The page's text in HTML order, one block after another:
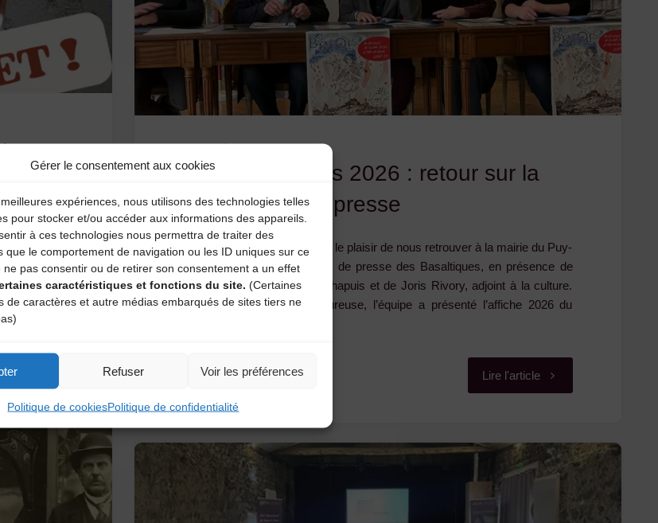
Gérer le consentement aux cookies
expériences, nous utilisons des technologies telles
pour stocker et/ou accéder aux informations des appareils.
à ces technologies nous permettra de traiter des
que le comportement de navigation ou les ID uniques sur ce
ne pas consentir ou de retirer son consentement a un effet
caractéristiques et fonctions du site. (Certaines
de caractères et autre médias embarqués de sites tiers ne
Refuser Voir les préférences
Politique de cookiesPolitique de confidentialité
du
CDMDT43
plus
qu’à
dire
MERCI
!"
Denis
J. Primus
que les
a été choisi
"Les
stages
Basaltiques
suscitent
Actualités
Les Basaltiques 2026 : retour sur la
conférence de presse
Lundi 11 mai, nous avons eu le plaisir de nous retrouver à la mairie du Puy-
en-Velay pour la conférence de presse des Basaltiques, en présence de
Monsieur le Maire Michel Chapuis et de Joris Rivory, adjoint à la culture.
Dans une ambiance chaleureuse, l’équipe a présenté l’affiche 2026 du
Lire l'article"Les
2026